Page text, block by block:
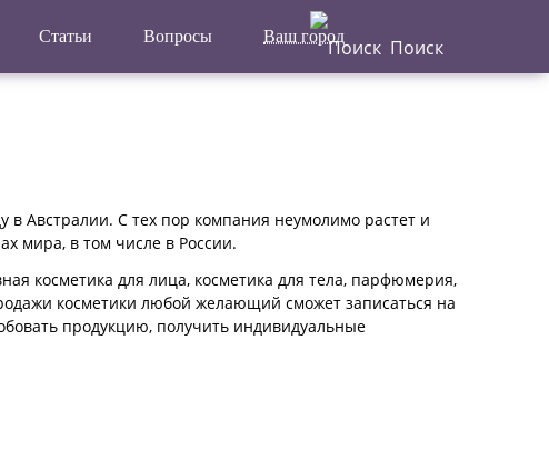
Статьи Вопросы Ваш город Поиск
в Австралии. С тех пор компания неумолимо растет и
мира, в том числе в России.
косметика для лица, косметика для тела, парфюмерия,
косметики любой желающий сможет записаться на
продукцию, получить индивидуальные
Написать
Статьи
Поделиться